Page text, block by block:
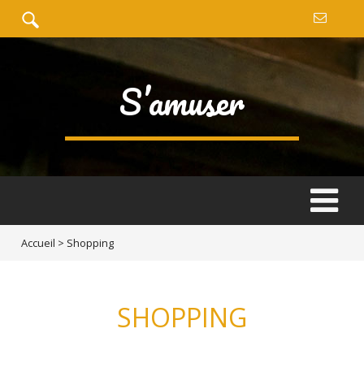
S’amuser
Accueil > Shopping
SHOPPING